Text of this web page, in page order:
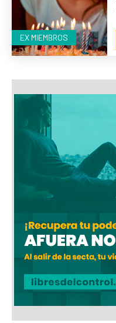
EX MIEMBROS